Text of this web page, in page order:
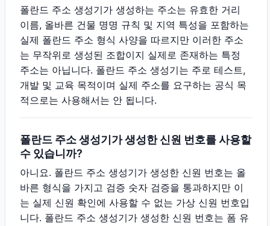
폴란드 주소 생성기가 생성하는 주소는 유효한 거리
이름, 올바른 건물 명명 규칙 및 지역 특성을 포함하는
실제 폴란드 주소 형식 사양을 따르지만 이러한 주소
는 무작위로 생성된 조합이지 실제로 존재하는 특정
주소는 아닙니다. 폴란드 주소 생성기는 주로 테스트,
개발 및 교육 목적이며 실제 주소를 요구하는 공식 목
적으로는 사용해서는 안 됩니다.
폴란드 주소 생성기가 생성한 신원 번호를 사용할
수 있습니까?
아니요. 폴란드 주소 생성기가 생성한 신원 번호는 올
바른 형식을 가지고 검증 숫자 검증을 통과하지만 이
는 실제 신원 확인에 사용할 수 없는 가상 신원 번호입
니다. 폴란드 주소 생성기가 생성한 신원 번호는 폼 유